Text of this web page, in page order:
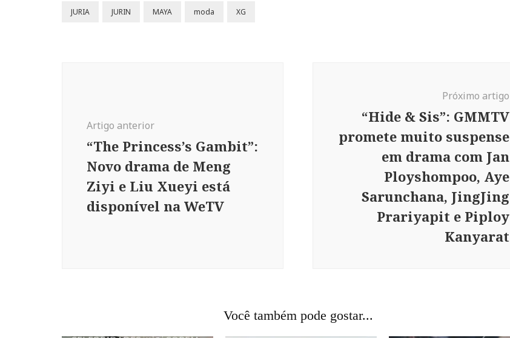
JURIA JURIN MAYA moda XG
Artigo anterior
“The Princess’s Gambit”:
Novo drama de Meng
Ziyi e Liu Xueyi está
disponível na WeTV
Próximo artigo
“Hide & Sis”: GMMTV
promete muito suspense
em drama com Jan
Ployshompoo, Aye
Sarunchana, JingJing
Prariyapit e Piploy
Kanyarat
Você também pode gostar...